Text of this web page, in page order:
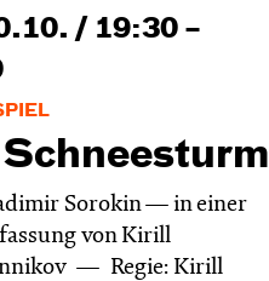
/ 19:30 –
Schnee­sturm
Sorokin — in einer
von Kirill
Regie: Kirill